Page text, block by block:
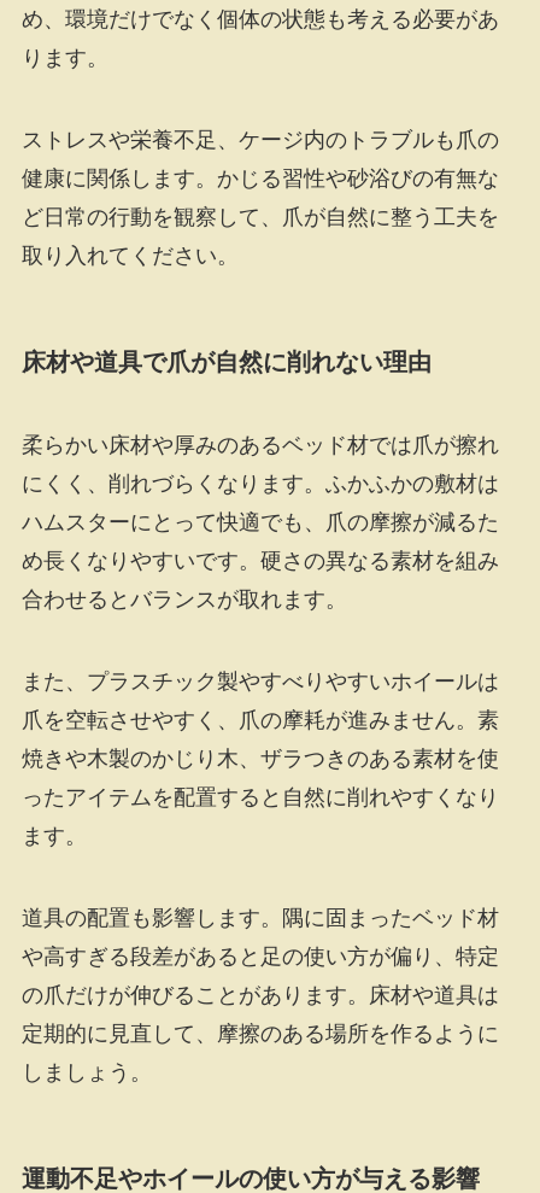
め、環境だけでなく個体の状態も考える必要があ
ります。
ストレスや栄養不足、ケージ内のトラブルも爪の
健康に関係します。かじる習性や砂浴びの有無な
ど日常の行動を観察して、爪が自然に整う工夫を
取り入れてください。
床材や道具で爪が自然に削れない理由
柔らかい床材や厚みのあるベッド材では爪が擦れ
にくく、削れづらくなります。ふかふかの敷材は
ハムスターにとって快適でも、爪の摩擦が減るた
め長くなりやすいです。硬さの異なる素材を組み
合わせるとバランスが取れます。
また、プラスチック製やすべりやすいホイールは
爪を空転させやすく、爪の摩耗が進みません。素
焼きや木製のかじり木、ザラつきのある素材を使
ったアイテムを配置すると自然に削れやすくなり
ます。
道具の配置も影響します。隅に固まったベッド材
や高すぎる段差があると足の使い方が偏り、特定
の爪だけが伸びることがあります。床材や道具は
定期的に見直して、摩擦のある場所を作るように
しましょう。
運動不足やホイールの使い方が与える影響